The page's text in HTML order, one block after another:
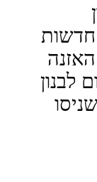
חדשות
לבנון